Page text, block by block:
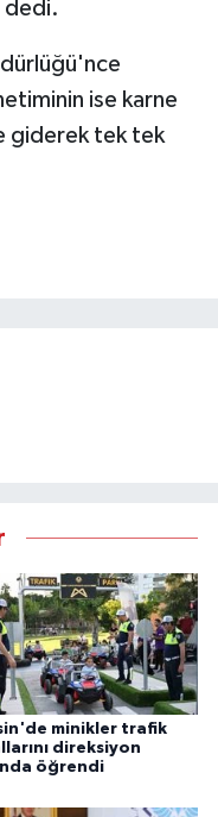
dedi.
ise karne
giderek tek tek
minikler trafik
direksiyon
öğrendi